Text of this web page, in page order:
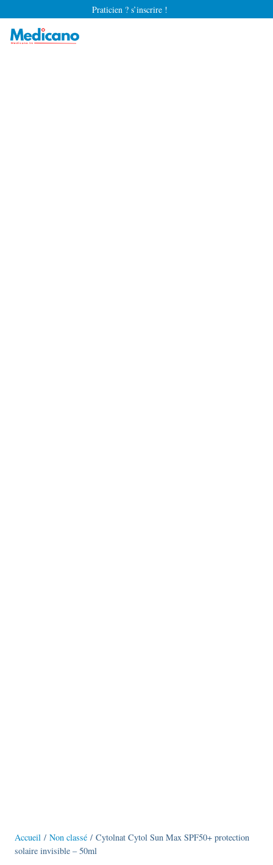
Praticien ? s’inscrire !
Accueil / Non classé / Cytolnat Cytol Sun Max SPF50+ protection
solaire invisible – 50ml